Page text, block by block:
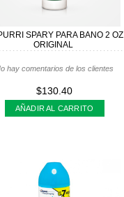
SPARY PARA BANO 2 OZ
ORIGINAL
hay comentarios de los clientes
$130.40
AÑADIR AL CARRITO